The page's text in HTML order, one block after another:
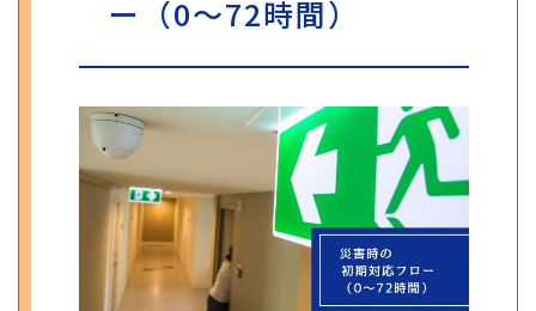
ー（0〜72時間）